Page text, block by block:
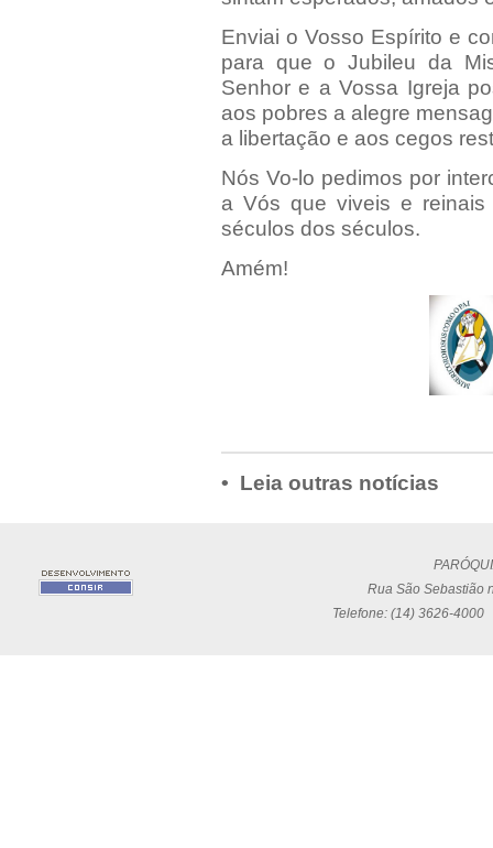
Enviai o Vosso Espírito e
para que o Jubileu da
Senhor e a Vossa Igreja
aos pobres a alegre
a libertação e aos cegos
Nós Vo-lo pedimos por
a Vós que viveis e
séculos dos séculos.
Amém!
• Leia outras notícias
Rua São Sebastião
Telefone: (14) 3626-